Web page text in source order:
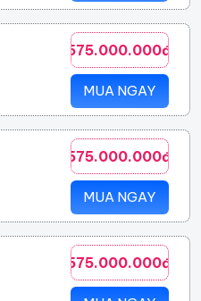
575.000.000đ
MUA NGAY
575.000.000đ
MUA NGAY
575.000.000đ